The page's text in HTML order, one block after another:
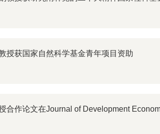
授获国家自然科学基金青年项目资助
合作论文在Journal of Development